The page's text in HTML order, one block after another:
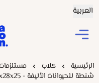
العربية
الرئيسية كلاب
شنطة للحيوانات الأليفة - 43x28x25 سم - SE-PC001